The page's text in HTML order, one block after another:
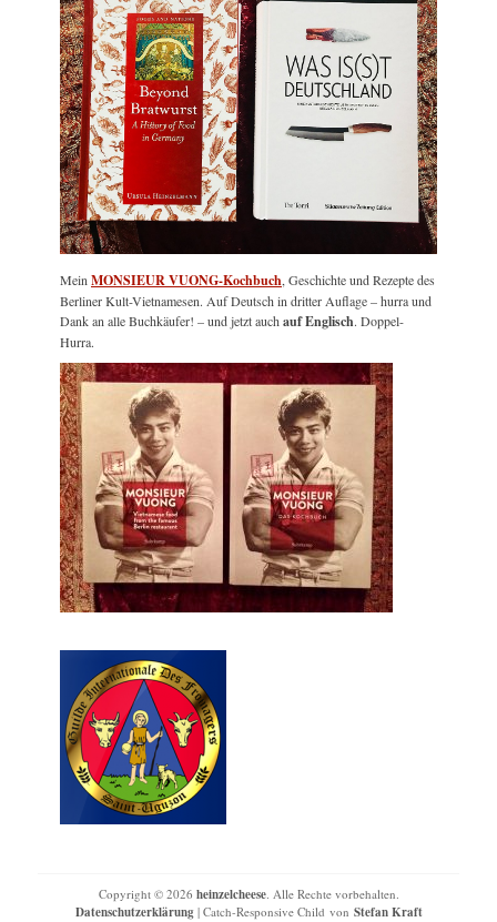
MeinMONSIEUR VUONG-Kochbuch, Geschichte und Rezepte des
Berliner Kult-Vietnamesen. Auf Deutsch in dritter Auflage – hurra und
Dank an alle Buchkäufer! – und jetzt auchauf Englisch. Doppel-
Hurra.
Copyright © 2026 heinzelcheese. Alle Rechte vorbehalten.
Datenschutzerklärung| Catch-Responsive Child von Stefan Kraft